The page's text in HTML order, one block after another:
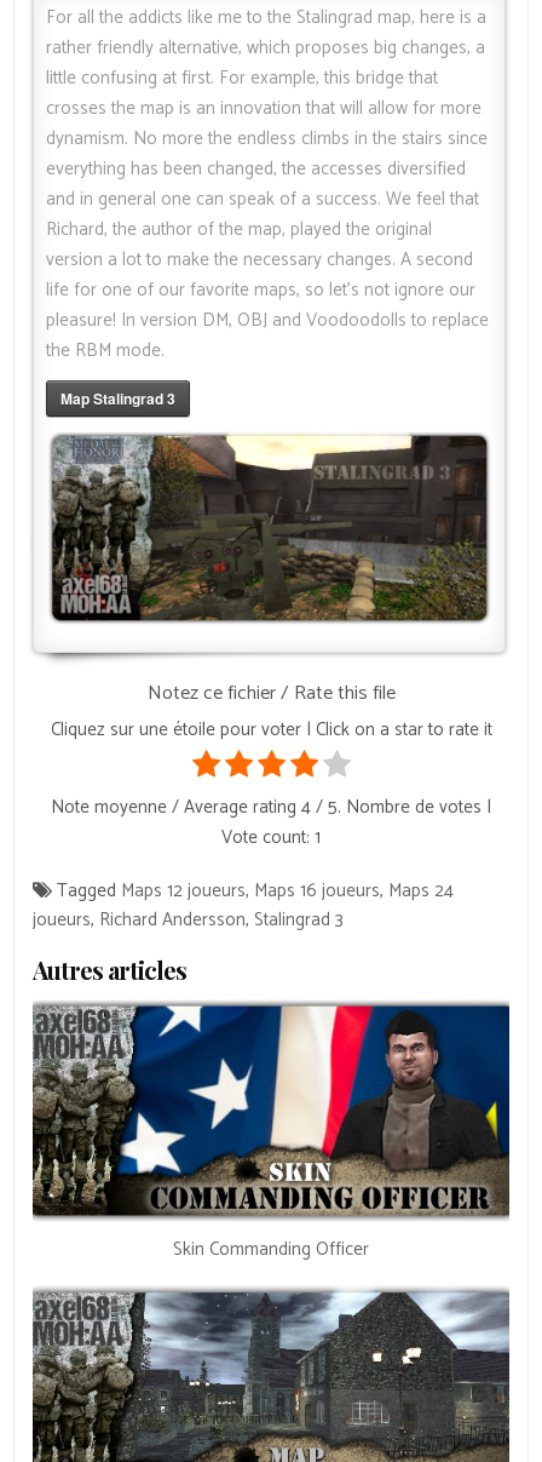
For all the addicts like me to the Stalingrad map, here is a
rather friendly alternative, which proposes big changes, a
little confusing at first. For example, this bridge that
crosses the map is an innovation that will allow for more
dynamism. No more the endless climbs in the stairs since
everything has been changed, the accesses diversified
and in general one can speak of a success. We feel that
Richard, the author of the map, played the original
version a lot to make the necessary changes. A second
life for one of our favorite maps, so let’s not ignore our
pleasure! In version DM, OBJ and Voodoodolls to replace
the RBM mode.
Map Stalingrad 3
Notez ce fichier / Rate this file
Cliquez sur une étoile pour voter | Click on a star to rate it
Note moyenne / Average rating 4/ 5. Nombre de votes |
Vote count: 1
Tagged Maps 12 joueurs, Maps 16 joueurs, Maps 24
joueurs, Richard Andersson, Stalingrad 3
Autres articles
Skin Commanding Officer